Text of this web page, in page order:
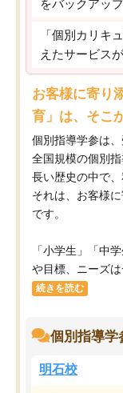
をバックアップ
「個別カリキ
えたサービス
お客様に寄り
育」は、そこ
個別指導学参は
全国規模の個別指
長い歴史の中で
それは、お客様
です。
「小学生」「中
や目標、ニーズは
続きを読む
個別指導学
明石校